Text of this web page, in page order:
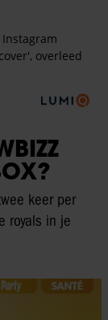
keer per
royals in je